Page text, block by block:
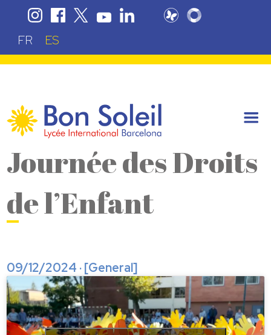
FR ES
Journée des Droits
de l’Enfant
09/12/2024 · [General]